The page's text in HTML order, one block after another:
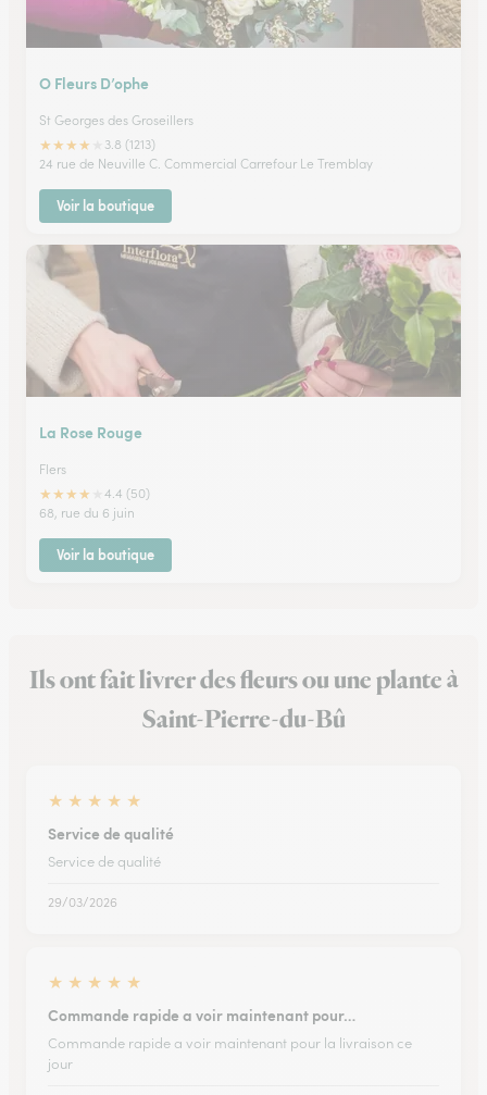
O Fleurs D’ophe
St Georges des Groseillers
★★★★
3.8 (1213)
24 rue de Neuville C. Commercial Carrefour Le Tremblay
Voir la boutique
La Rose Rouge
Flers
★★★★
4.4 (50)
68, rue du 6 juin
Voir la boutique
Ils ont fait livrer des fleurs ou une plante à
Saint-Pierre-du-Bû
★ ★ ★ ★ ★
Service de qualité
Service de qualité
29/03/2026
★ ★ ★ ★ ★
Commande rapide a voir maintenant pour…
Commande rapide a voir maintenant pour la livraison ce
jour